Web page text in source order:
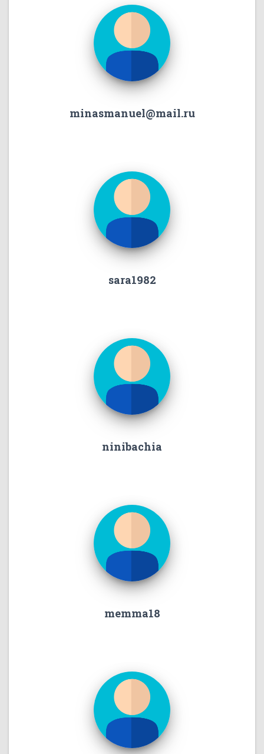
minasmanuel@mail.ru
sara1982
ninibachia
memma18